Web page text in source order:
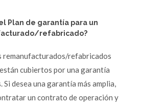
Plan de garantía para un
refabricado?
remanufacturados/refabricados
cubiertos por una garantía
Si desea una garantía más amplia,
un contrato de operación y